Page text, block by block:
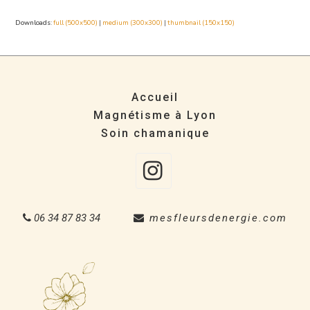
Downloads:full (500x500) | medium (300x300) |thumbnail (150x150)
Accueil
Magnétisme à Lyon
Soin chamanique
06 34 87 83 34 mesfleursdenergie.com